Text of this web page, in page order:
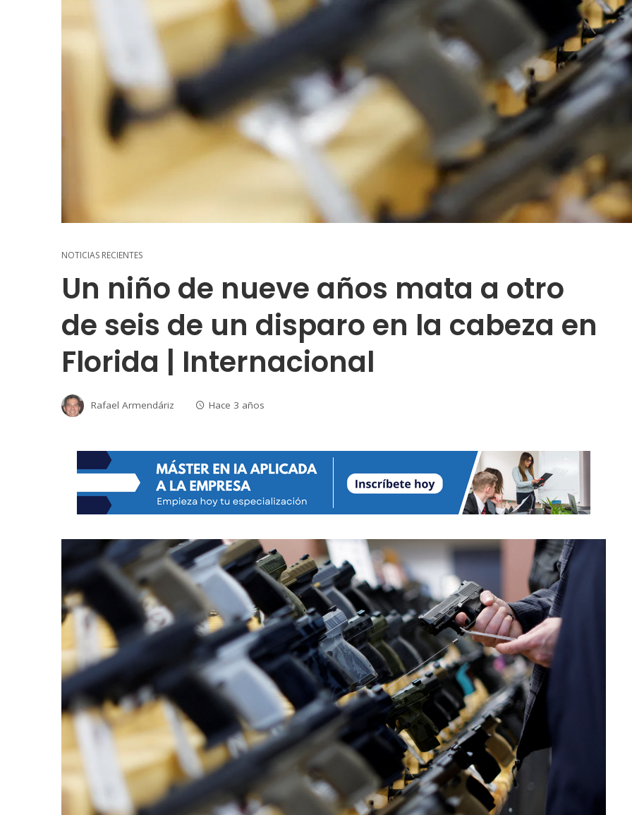
NOTICIAS RECIENTES
Un niño de nueve años mata a otro
de seis de un disparo en la cabeza en
Florida | Internacional
Rafael Armendáriz Hace 3 años